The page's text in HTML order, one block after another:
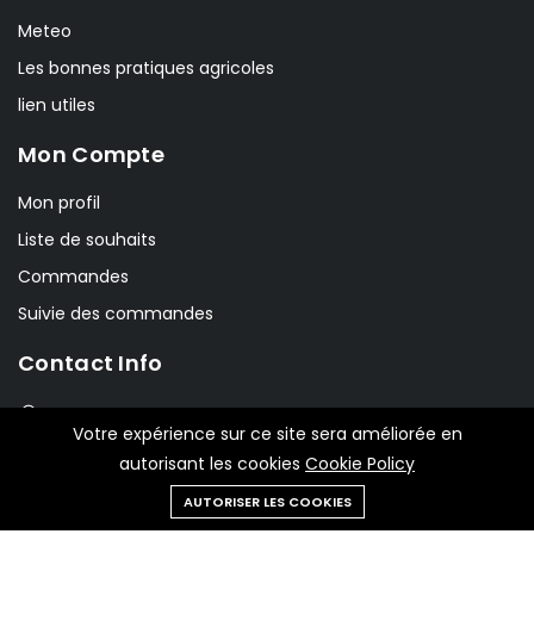
Meteo
Les bonnes pratiques agricoles
lien utiles
Mon Compte
Mon profil
Liste de souhaits
Commandes
Suivie des commandes
Contact Info
Boulvard principale El Ouamra Larache BP 42 El
Ouamra 92050 Maroc
info@phytoloukkos.com
Votre expérience sur ce site sera améliorée en
autorisant les cookies Cookie Policy
AUTORISER LES COOKIES